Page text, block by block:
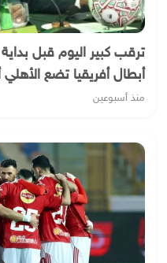
ترقب كبير اليوم قبل
أبطال أفريقيا تضع
منذ أسبوعين